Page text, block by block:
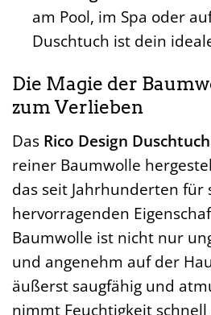
am Pool, im Spa oder
Duschtuch ist dein
Die Magie der
zum Verlieben
Das Rico Design Duschtuch
reiner Baumwolle
das seit Jahrhunderten für
hervorragenden
Baumwolle ist nicht nur
und angenehm auf der
äußerst saugfähig und
nimmt Feuchtigkeit